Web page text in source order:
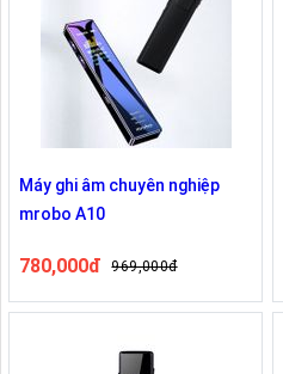
Máy ghi âm chuyên nghiệp
mrobo A10
780,000đ 969,000đ